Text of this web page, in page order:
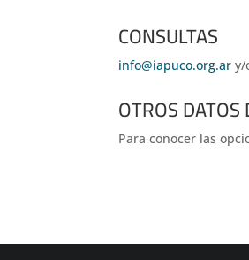
CONSULTAS
info@iapuco.org.ar
OTROS
Para conocer las